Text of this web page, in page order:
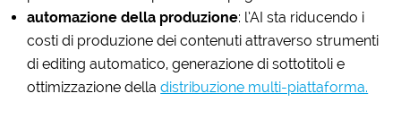
automazione della produzione: l’AI sta riducendo i
costi di produzione dei contenuti attraverso strumenti
di editing automatico, generazione di sottotitoli e
ottimizzazione delladistribuzione multi-piattaforma.